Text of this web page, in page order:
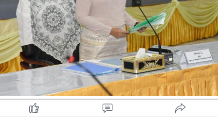
ပြင် လူမှုကာကွယ်စောင့်ရှောက်ရေးလုပ်ငန်းများသည် လူတစ်ဦး
ျင်းနှင့် အိမ်ထောင်စုများကို စီးပွားရေးနှင့် လူမှုရေးဆိုင်ရာ အန္တရာယ်
ျားမှ ကာကွယ်ပေးခြင်း၊ အခြေခံဝန်ဆောင်မှုများနှင့် စီးပွားရေး
ခွင့်အလမ်းများ ရရှိစေရေး မြှင့်တင်ပေးခြင်းနှင့် အရေးပေါ်
ခြေအနေများကြောင့် ဖြစ်ပေါ်လာသည့် အခက်အခဲများကို
နစ်တကျ ဖြေရှင်းပေးခြင်းတို့အတွက် နိုင်ငံတော်က
ကောင်အထည်ဖော်ဆောင်ရွက်ရသည့် လုပ်ငန်းစဉ်များ
ြစ်ကြောင်း ရှင်းလင်းပြောကြားသည်။
ြန်မာနိုင်ငံ၏ လူမှုကာကွယ်စောင့်ရှောက်ရေး အမျိုးသားအဆင့်
ဟာဗျူဟာစီမံချက်တွင် ကိုယ်ဝန်ဆောင်အမျိုးသမီးများနှင့်
လေးသူငယ်များအတွက် ထောက်ပံ့ရေးအစီအစဉ်များ၊ မသန်စွမ်း